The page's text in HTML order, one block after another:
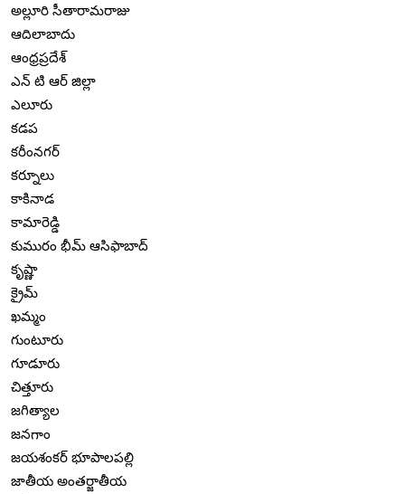
అల్లూరి సీతారామరాజు
ఆదిలాబాదు
ఆంధ్రప్రదేశ్
ఎన్ టి ఆర్ జిల్లా
ఎలూరు
కడప
కరీంనగర్
కర్నూలు
కాకినాడ
కామారెడ్డి
కుమురం భీమ్ ఆసిఫాబాద్
కృష్ణా
క్రైమ్
ఖమ్మం
గుంటూరు
గూడూరు
చిత్తూరు
జగిత్యాల
జనగాం
జయశంకర్ భూపాలపల్లి
జాతీయ అంతర్జాతీయ